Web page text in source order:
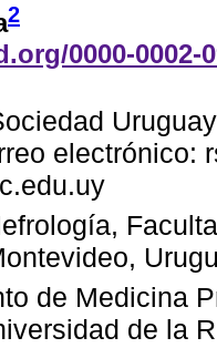
2
0000-0002-
electrónico:
de Medicina
de la